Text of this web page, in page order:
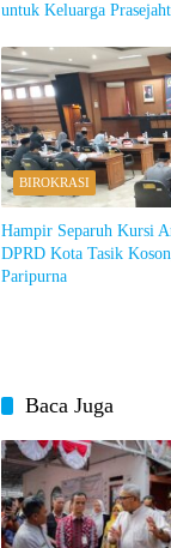
untuk Keluarga
BIROKRASI
Hampir Separuh Kursi
DPRD Kota Tasik
Paripurna
Baca Juga